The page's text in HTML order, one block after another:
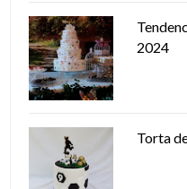
2024
Torta